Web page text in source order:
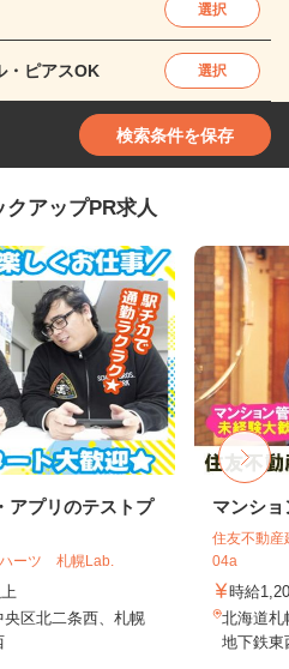
選択
・ピアスOK 選択
検索条件を保存
アップPR求人
アプリのテストプ
ーツ 札幌Lab.
区北二条西、札幌
マンシ
住友不動産
04a
時給
北海道札
地下鉄東